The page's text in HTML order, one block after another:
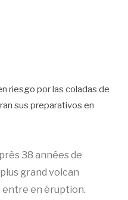
riesgo por las coladas de
sus preparativos en
38 années de
grand volcan
entre en éruption.